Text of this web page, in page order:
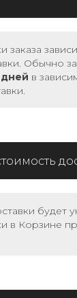
заказа
Обычно
дней в
будет
в Корзине